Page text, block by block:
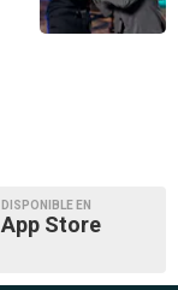
DISPONIBLE EN
App Store